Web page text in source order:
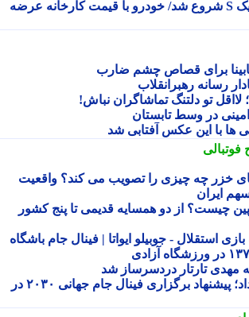
فروش فوری کوییک S شروع شد/ خودرو با قیمت کارخانه عرضه
برای قصاص چشم ضارب
رهبرانقلاب
تو دلتنگ تماشاگران نباش!
در وسط تابستان
با این عکس آفتابی شد
چه چیزی را تصویب می کند؟ واقعیت
ایران
چیست؟ از دو همسایه قدیمی تا پنج کشور
- جوبیلو ایواتا | فینال جام باشگاه
تارتار دردسرساز شد
اینفانتینو استعفا نداد؛ پیشنهاد برگزاری فینال جام جهانی ۲۰۳۰ در